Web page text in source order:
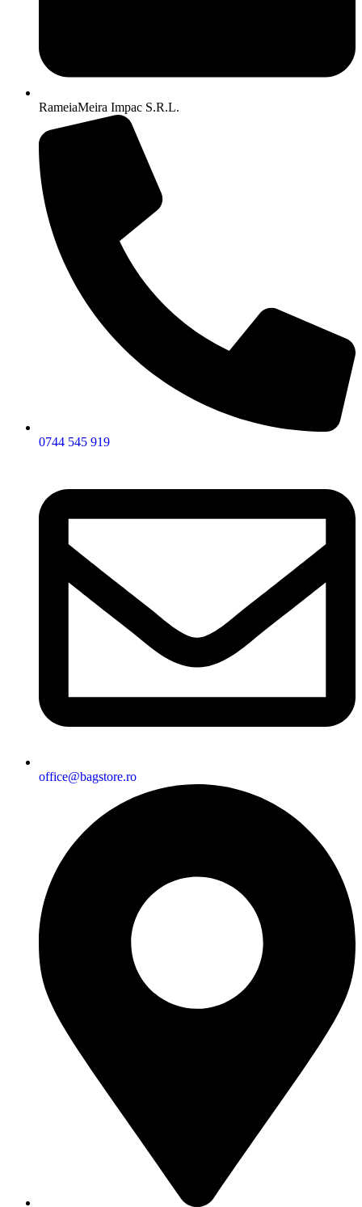
RameiaMeira Impac S.R.L.
0744 545 919
office@bagstore.ro